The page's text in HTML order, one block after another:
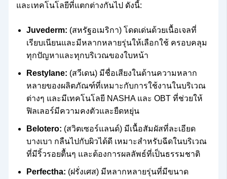
และเทคโนโลยีที่แตกต่างกันไป ดังนี้:
Juvederm: (สหรัฐอเมริกา) โดดเด่นด้วยเนื้อเจลที่
เรียบเนียนและมีหลากหลายรุ่นให้เลือกใช้ ครอบคลุม
ทุกปัญหาและทุกบริเวณของใบหน้า
Restylane: (สวีเดน) มีชื่อเสียงในด้านความหลาก
หลายของผลิตภัณฑ์ที่เหมาะกับการใช้งานในบริเวณ
ต่างๆ และมีเทคโนโลยี NASHA และ OBT ที่ช่วยให้
ฟิลเลอร์มีความคงตัวและยืดหยุ่น
Belotero: (สวิตเซอร์แลนด์) มีเนื้อสัมผัสที่ละเอียด
บางเบา กลืนไปกับผิวได้ดี เหมาะสำหรับฉีดในบริเวณ
ที่มีริ้วรอยตื้นๆ และต้องการผลลัพธ์ที่เป็นธรรมชาติ
Perfectha: (ฝรั่งเศส) มีหลากหลายรุ่นที่มีขนาด